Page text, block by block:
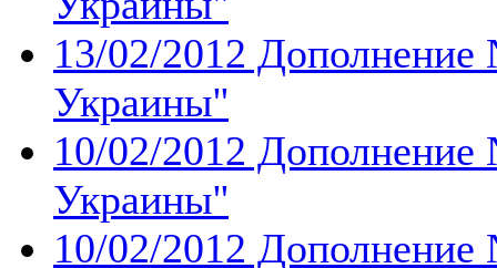
13/02/2012 Дополнение
Украины''
10/02/2012 Дополнение
Украины''
10/02/2012 Дополнение